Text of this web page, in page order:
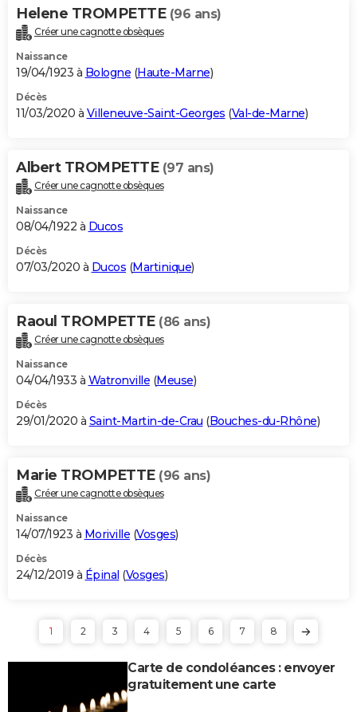
Helene TROMPETTE (96 ans)
Créer une cagnotte obsèques
Naissance
19/04/1923 à Bologne (Haute-Marne)
Décès
11/03/2020 à Villeneuve-Saint-Georges (Val-de-Marne)
Albert TROMPETTE (97 ans)
Créer une cagnotte obsèques
Naissance
08/04/1922 à Ducos
Décès
07/03/2020 à Ducos (Martinique)
Raoul TROMPETTE (86 ans)
Créer une cagnotte obsèques
Naissance
04/04/1933 à Watronville (Meuse)
Décès
29/01/2020 à Saint-Martin-de-Crau (Bouches-du-Rhône)
Marie TROMPETTE (96 ans)
Créer une cagnotte obsèques
Naissance
14/07/1923 à Moriville (Vosges)
Décès
24/12/2019 à Épinal (Vosges)
1 2 3 4 5 6 7 8
Carte de condoléances : envoyer
gratuitement une carte